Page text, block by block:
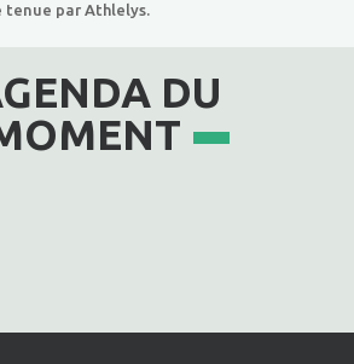
tenue par Athlelys.
DU